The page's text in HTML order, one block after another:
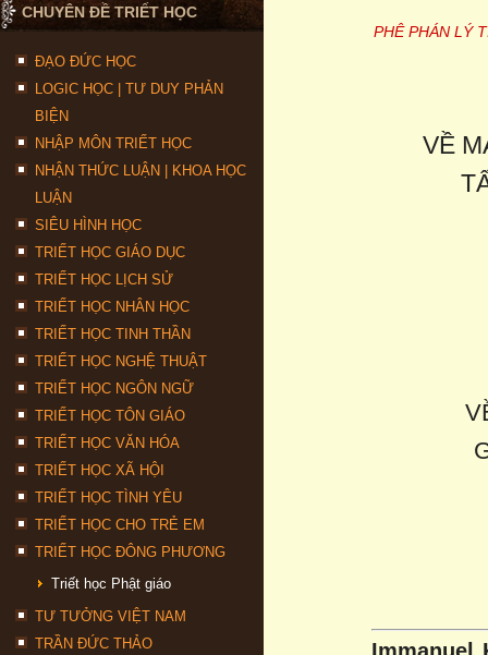
CHUYÊN ĐỀ TRIẾT HỌC
ĐẠO ĐỨC HỌC
LOGIC HỌC | TƯ DUY PHẢN
BIỆN
NHẬP MÔN TRIẾT HỌC
NHẬN THỨC LUẬN | KHOA HỌC
LUẬN
SIÊU HÌNH HỌC
TRIẾT HỌC GIÁO DỤC
TRIẾT HỌC LỊCH SỬ
TRIẾT HỌC NHÂN HỌC
TRIẾT HỌC TINH THẦN
TRIẾT HỌC NGHỆ THUẬT
TRIẾT HỌC NGÔN NGỮ
TRIẾT HỌC TÔN GIÁO
TRIẾT HỌC VĂN HÓA
TRIẾT HỌC XÃ HỘI
TRIẾT HỌC TÌNH YÊU
TRIẾT HỌC CHO TRẺ EM
TRIẾT HỌC ĐÔNG PHƯƠNG
Triết học Phật giáo
TƯ TƯỞNG VIỆT NAM
TRẦN ĐỨC THẢO
PHÊ PHÁN LÝ
VỀ